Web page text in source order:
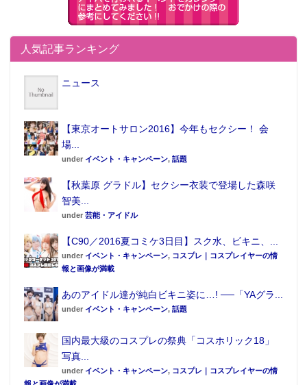
人気記事ランキング
ニュース
【東京オートサロン2016】今年もセクシー！ 会
場...
under イベント・キャンペーン, 話題
【秋葉原 グラドル】セクシー衣装で登場した森咲
智美...
under 芸能・アイドル
【C90／2016夏コミケ3日目】スク水、ビキニ、...
under イベント・キャンペーン, コスプレ｜コスプレイヤーの情
報と画像が満載
あのアイドル達が純白ビキニ姿に…! ──「YAグラ...
under イベント・キャンペーン, 話題
国内最大級のコスプレの祭典「コスホリック18」
写真...
under イベント・キャンペーン, コスプレ｜コスプレイヤーの情
報と画像が満載